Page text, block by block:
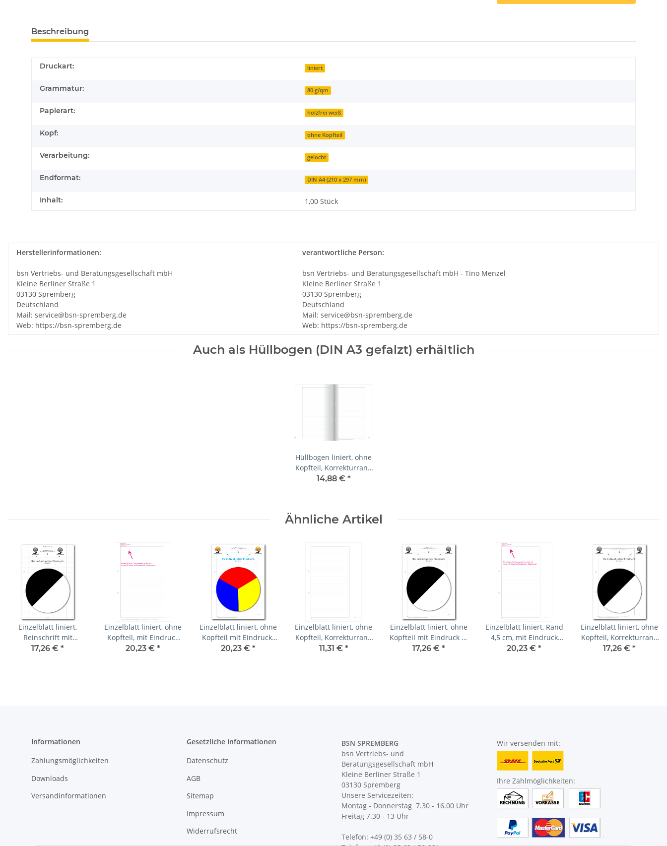
Beschreibung
Druckart: liniert
Grammatur: 80 g/qm
Papierart: holzfrei weiß
Kopf: ohne Kopfteil
Verarbeitung: gelocht
Endformat: DIN A4 (210 x 297 mm)
Inhalt: 1,00 Stück
Herstellerinformationen:
bsn Vertriebs- und Beratungsgesellschaft mbH
Kleine Berliner Straße 1
03130 Spremberg
Deutschland
Mail: service@bsn-spremberg.de
Web: https://bsn-spremberg.de
verantwortliche Person:
bsn Vertriebs- und Beratungsgesellschaft mbH - Tino Menzel
Kleine Berliner Straße 1
03130 Spremberg
Deutschland
Mail: service@bsn-spremberg.de
Web: https://bsn-spremberg.de
Auch als Hüllbogen (DIN A3 gefalzt) erhältlich
Hüllbogen liniert, ohne
Kopfteil, Korrekturrand
4,5 cm
14,88 € *
Ähnliche Artikel
Einzelblatt liniert,
Reinschrift mit
Eindruck in S/W, 1 Pack
17,26 € *
Einzelblatt liniert, ohne
Kopfteil, mit Eindruck
des Schulnamens
20,23 € *
Einzelblatt liniert, ohne
Kopfteil mit Eindruck-
Farbe, 1 Pack zu 100
20,23 € *
Einzelblatt liniert, ohne
Kopfteil, Korrekturrand
4,5 cm
11,31 € *
Einzelblatt liniert, ohne
Kopfteil mit Eindruck in
S/W, 1 Pack zu 100 Blatt
17,26 € *
Einzelblatt liniert, Rand
4,5 cm, mit Eindruck
des Schulnamens
20,23 € *
Einzelblatt liniert, ohne
Kopfteil, Korrekturrand
4,5 cm mit Eindruck in
17,26 € *
Informationen
Zahlungsmöglichkeiten
Downloads
Versandinformationen
Gesetzliche Informationen
Datenschutz
AGB
Sitemap
Impressum
Widerrufsrecht
BSN SPREMBERG
bsn Vertriebs- und
Beratungsgesellschaft mbH
Kleine Berliner Straße 1
03130 Spremberg
Unsere Servicezeiten:
Montag - Donnerstag 7.30 - 16.00 Uhr
Freitag 7.30 - 13 Uhr
Telefon: +49 (0) 35 63 / 58-0
Wir versenden mit:
Ihre Zahlmöglichkeiten: